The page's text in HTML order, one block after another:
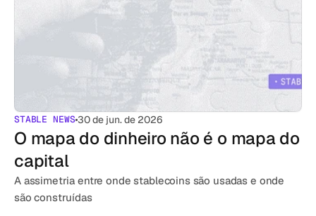
STABLE NEWS30 de jun. de 2026
O mapa do dinheiro não é o mapa do
capital
A assimetria entre onde stablecoins são usadas e onde
são construídas